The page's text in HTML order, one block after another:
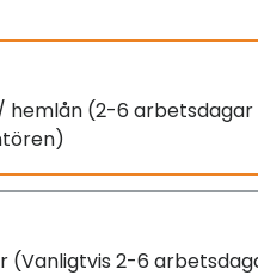
hemlån (2-6
(Vanligtvis 2-6